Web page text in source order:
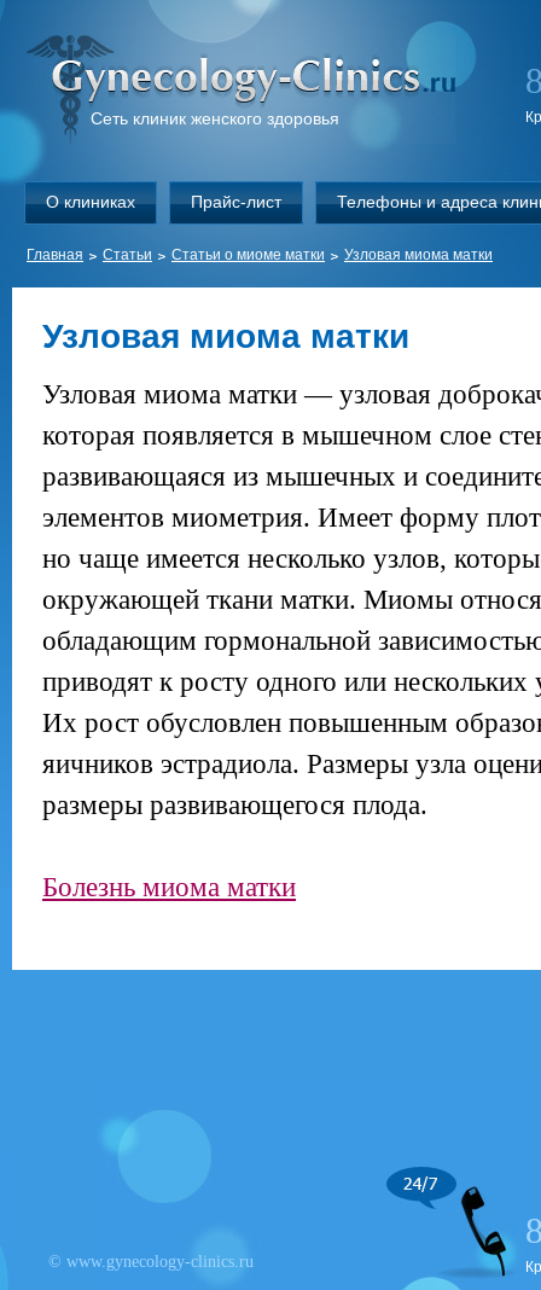
Сеть клиник женского здоровья
О клиниках Прайс-лист Телефоны и адреса
Главная Статьи Статьи о миоме матки Узловая миома матки
Узловая миома матки
Узловая миома матки — узловая
которая появляется в мышечном слое
развивающаяся из мышечных и
элементов миометрия. Имеет форму
но чаще имеется несколько узлов,
окружающей ткани матки. Миомы
обладающим гормональной
приводят к росту одного или
Их рост обусловлен повышенным
яичников эстрадиола. Размеры узла
размеры развивающегося плода.
Болезнь миома матки
© www.gynecology-clinics.ru